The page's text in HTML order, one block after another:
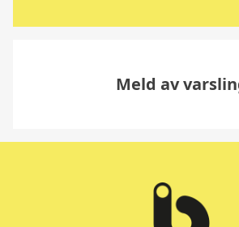
Meld av